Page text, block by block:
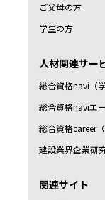
ご父母の方
学生の方
人材関連サー
総合資格navi（
総合資格naviエ
総合資格career
建設業界企業研
関連サイト